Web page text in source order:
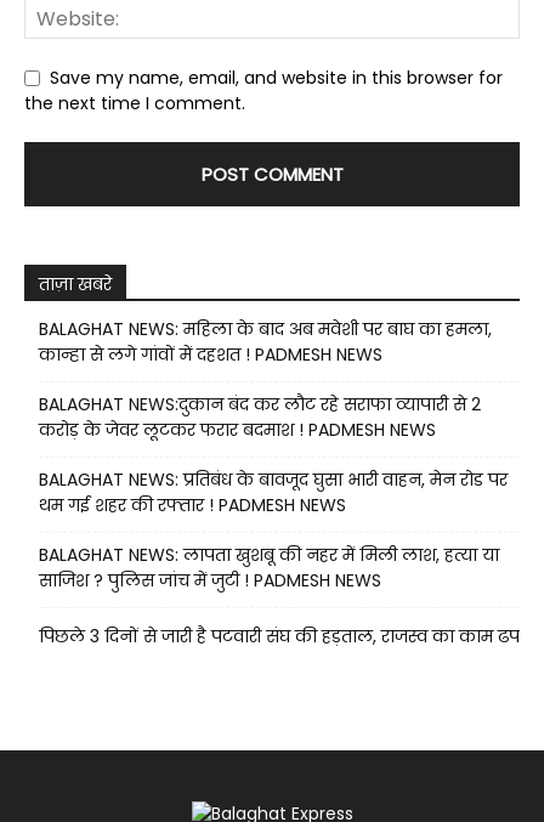
Save my name, email, and website in this browser for
the next time I comment.
ताज़ा खबरे
BALAGHAT NEWS: महिला के बाद अब मवेशी पर बाघ का हमला,
कान्हा से लगे गांवों में दहशत ! PADMESH NEWS
BALAGHAT NEWS:दुकान बंद कर लौट रहे सराफा व्यापारी से 2
करोड़ के जेवर लूटकर फरार बदमाश ! PADMESH NEWS
BALAGHAT NEWS: प्रतिबंध के बावजूद घुसा भारी वाहन, मेन रोड पर
थम गई शहर की रफ्तार ! PADMESH NEWS
BALAGHAT NEWS: लापता खुशबू की नहर में मिली लाश, हत्या या
साजिश ? पुलिस जांच में जुटी ! PADMESH NEWS
पिछले 3 दिनों से जारी है पटवारी संघ की हड़ताल, राजस्व का काम ढप